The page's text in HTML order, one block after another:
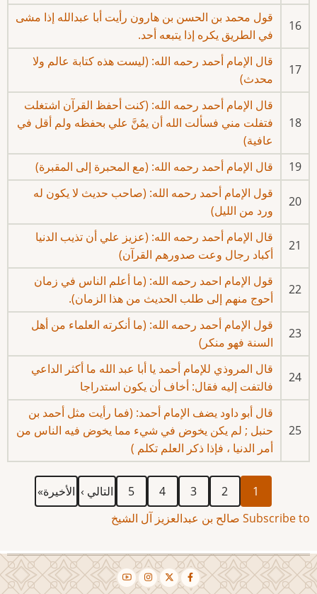
16
قول محمد بن الحسن بن هارون رأيت أبا عبدالله إذا مشى
في الطريق يكره إذا يتبعه أحد.
17
قال الإمام أحمد رحمه الله: (ليست هذه كتابة عالم ولا
محدث)
18
قال الإمام أحمد رحمه الله: (كنت أحفظ القرآن اشتغلت
فتفلت مني فسألت الله أن يمُنَّ علي بحفظه ولم أقل في
عافية)
19
قال الإمام أحمد رحمه الله: (مع المحبرة إلى المقبرة)
20
قول الإمام أحمد رحمه الله: (صاحب حديث لا يكون له
ورد من الليل)
21
قال الإمام أحمد رحمه الله: (عزيز علي أن تذيب الدنيا
أكباد رجال وعت صدورهم القرآن)
22
قول الإمام احمد رحمه الله: (ما أعلم الناس في زمان
أحوج منهم إلى طلب الحديث من هذا الزمان).
23
قول الإمام أحمد رحمه الله: (ما أنكرته العلماء من أهل
السنة فهو منكر)
24
قال المروذي للإمام أحمد يا أبا عبد الله ما أكثر الداعي
فالتفت إليه فقال: أخاف أن يكون استدراجا
25
قال أبو داود يضف الإمام أحمد: (فما رأيت مثل أحمد بن
حنبل ; لم يكن يخوض في شيء مما يخوض فيه الناس من
أمر الدنيا ، فإذا ذكر العلم تكلم )
Pagination
Current
page
1 الصفحة
2 الصفحة
3 الصفحة
4 الصفحة
5
Next
page
التالي › Last
page
الأخيرة»
Subscribe to صالح بن عبدالعزيز آل الشيخ